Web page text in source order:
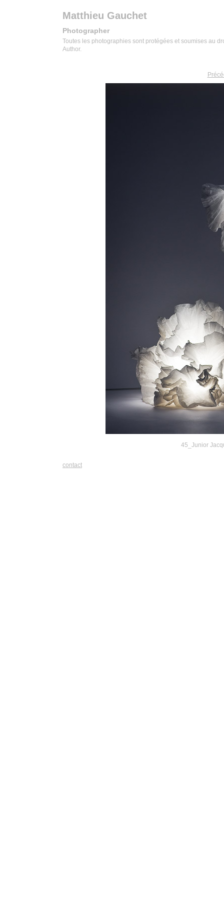
Matthieu Gauchet
Photographer
Toutes les photographies sont protégées et soumises au
Author.
45_Junior
contact